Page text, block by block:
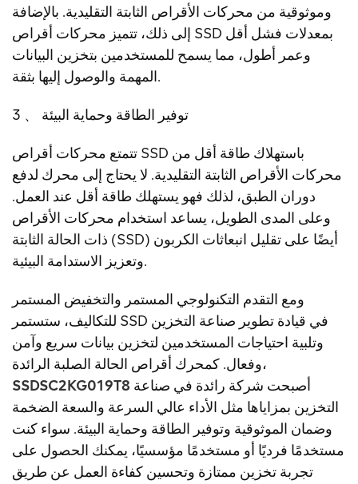
وموثوقية من محركات الأقراص الثابتة التقليدية. بالإضافة
إلى ذلك، تتميز محركات أقراص SSD بمعدلات فشل أقل
وعمر أطول، مما يسمح للمستخدمين بتخزين البيانات
المهمة والوصول إليها بثقة.
3 、 توفير الطاقة وحماية البيئة
تتمتع محركات أقراص SSD باستهلاك طاقة أقل من
محركات الأقراص الثابتة التقليدية. لا يحتاج إلى محرك لدفع
دوران الطبق، لذلك فهو يستهلك طاقة أقل عند العمل.
وعلى المدى الطويل، يساعد استخدام محركات الأقراص
ذات الحالة الثابتة (SSD) أيضًا على تقليل انبعاثات الكربون
وتعزيز الاستدامة البيئية.
ومع التقدم التكنولوجي المستمر والتخفيض المستمر
للتكاليف، ستستمر SSD في قيادة تطوير صناعة التخزين
وتلبية احتياجات المستخدمين لتخزين بيانات سريع وآمن
وفعال. كمحرك أقراص الحالة الصلبة الرائدة،
SSDSC2KG019T8
التخزين بمزاياها مثل الأداء عالي السرعة والسعة الضخمة
وضمان الموثوقية وتوفير الطاقة وحماية البيئة. سواء كنت
مستخدمًا فرديًا أو مستخدمًا مؤسسيًا، يمكنك الحصول على
تجربة تخزين ممتازة وتحسين كفاءة العمل عن طريق